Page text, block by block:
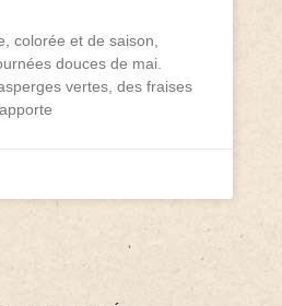
colorée et de saison,
douces de mai.
vertes, des fraises